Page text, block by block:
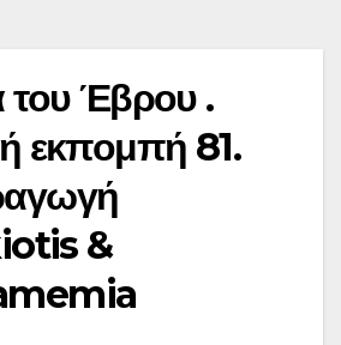
του Έβρου .
εκπομπή 81.
&